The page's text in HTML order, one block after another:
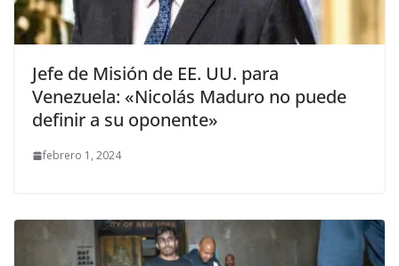
Jefe de Misión de EE. UU. para
Venezuela: «Nicolás Maduro no puede
definir a su oponente»
febrero 1, 2024